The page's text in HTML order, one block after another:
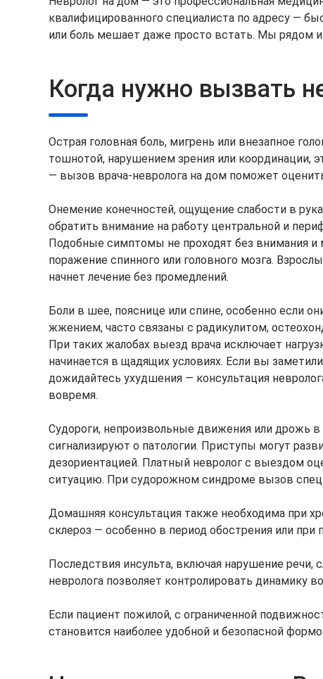
квалифицированного специалиста по адресу —
или боль мешает даже просто встать. Мы рядом
Когда нужно вызвать
Острая головная боль, мигрень или внезапное
тошнотой, нарушением зрения или координации,
— вызов врача-невролога на дом поможет
Онемение конечностей, ощущение слабости в
обратить внимание на работу центральной и
Подобные симптомы не проходят без внимания и
поражение спинного или головного мозга.
начнет лечение без промедлений.
Боли в шее, пояснице или спине, особенно если
жжением, часто связаны с радикулитом,
При таких жалобах выезд врача исключает
начинается в щадящих условиях. Если вы
дожидайтесь ухудшения — консультация
вовремя.
Судороги, непроизвольные движения или дрожь в
сигнализируют о патологии. Приступы могут
дезориентацией. Платный невролог с выездом
ситуацию. При судорожном синдроме вызов
Домашняя консультация также необходима при
склероз — особенно в период обострения или
Последствия инсульта, включая нарушение речи,
невролога позволяет контролировать динамику
Если пациент пожилой, с ограниченной
становится наиболее удобной и безопасной